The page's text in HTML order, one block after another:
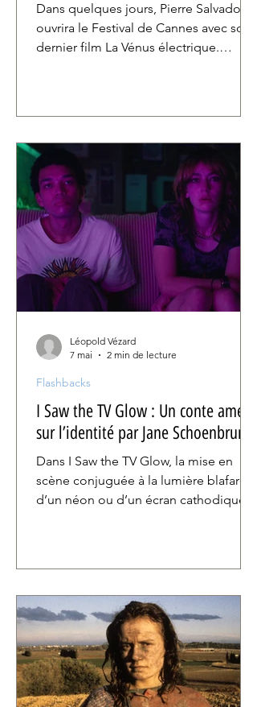
Dans quelques jours, Pierre Salvadori
ouvrira le Festival de Cannes avec son
dernier film La Vénus électrique.
française dans ce qu'elle peut
proposer de mieux.
I Saw the TV Glow : Un conte amer
sur l’identité par Jane Schoenbrun
Dans I Saw the TV Glow, la mise en
scène conjuguée à la lumière blafarde
d’un néon ou d’un écran cathodique,
temps. Owen en particulier apparaît
comme un intrus à sa propre
existence.
Flashbacks
Léopold Vézard
7 mai
2 min de lecture